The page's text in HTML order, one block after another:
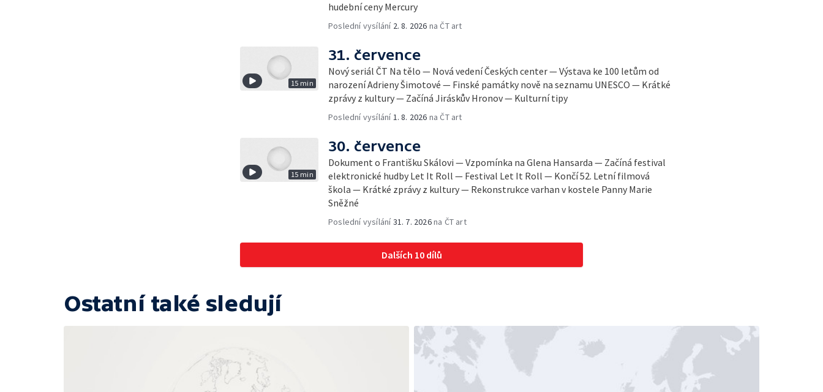
hudební ceny Mercury
Poslední vysílání 2. 8. 2026 na ČT art
15 min
31. července
Nový seriál ČT Na tělo — Nová vedení Českých center — Výstava ke 100 letům od
narození Adrieny Šimotové — Finské památky nově na seznamu UNESCO — Krátké
zprávy z kultury — Začíná Jiráskův Hronov — Kulturní tipy
Poslední vysílání1. 8. 2026 na ČT art
15 min
30. července
Dokument o Františku Skálovi — Vzpomínka na Glena Hansarda — Začíná festival
elektronické hudby Let It Roll — Festival Let It Roll — Končí 52. Letní filmová
škola — Krátké zprávy z kultury — Rekonstrukce varhan v kostele Panny Marie
Sněžné
Poslední vysílání31. 7. 2026na ČT art
Dalších 10 dílů
Ostatní také sledují